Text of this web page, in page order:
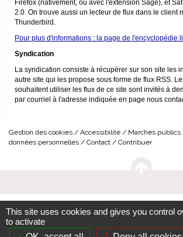
Firefox (nativement, ou avec l'extension Sage), et
2.0. On trouve aussi un lecteur de flux dans le client
Thunderbird.
Pour plus d'informations : la page de l'encyclopédie
Syndication
La syndication consiste à récupérer sur son site les
autre site qui les propose sous forme de flux RSS.
souhaitent utiliser les flux de ce site sont invités à
par courriel à l'adresse indiquée en page nous
Gestion des cookies Accessibilité Marchés publics
données personnelles
Contact Contribuer
This site uses cookies and gives you control
to activate